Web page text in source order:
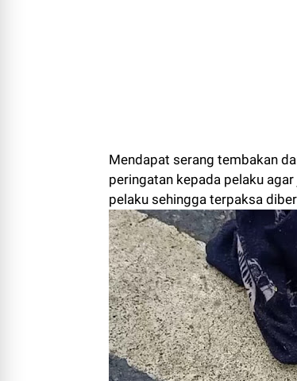
Mendapat serang tembakan
peringatan kepada pelaku
pelaku sehingga terpaksa